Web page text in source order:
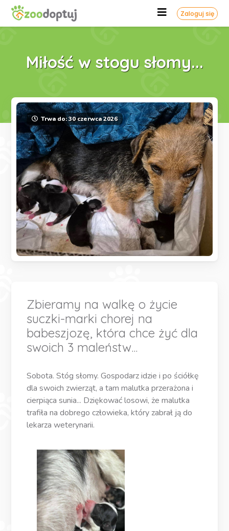
Zaloguj się
Miłość w stogu słomy...
Trwa do: 30 czerwca 2026
Zbieramy na walkę o życie
suczki-marki chorej na
babeszjozę, która chce żyć dla
swoich 3 maleństw...
Sobota. Stóg słomy. Gospodarz idzie i po ściółkę
dla swoich zwierząt, a tam malutka przerażona i
cierpiąca sunia... Dziękować losowi, że malutka
trafiła na dobrego człowieka, który zabrał ją do
lekarza weterynarii.